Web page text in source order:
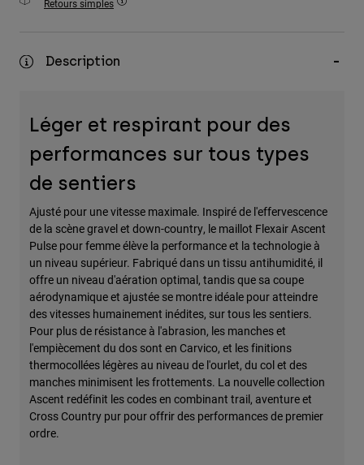
Accessoires
Sacs et sacs à dos
Voir tout
Retours simples
Description
Léger et respirant pour des
performances sur tous types
de sentiers
Ajusté pour une vitesse maximale. Inspiré de l'effervescence
de la scène gravel et down-country, le maillot Flexair Ascent
Pulse pour femme élève la performance et la technologie à
un niveau supérieur. Fabriqué dans un tissu antihumidité, il
offre un niveau d'aération optimal, tandis que sa coupe
aérodynamique et ajustée se montre idéale pour atteindre
des vitesses humainement inédites, sur tous les sentiers.
Pour plus de résistance à l'abrasion, les manches et
l'empiècement du dos sont en Carvico, et les finitions
thermocollées légères au niveau de l'ourlet, du col et des
manches minimisent les frottements. La nouvelle collection
Ascent redéfinit les codes en combinant trail, aventure et
Cross Country pur pour offrir des performances de premier
ordre.